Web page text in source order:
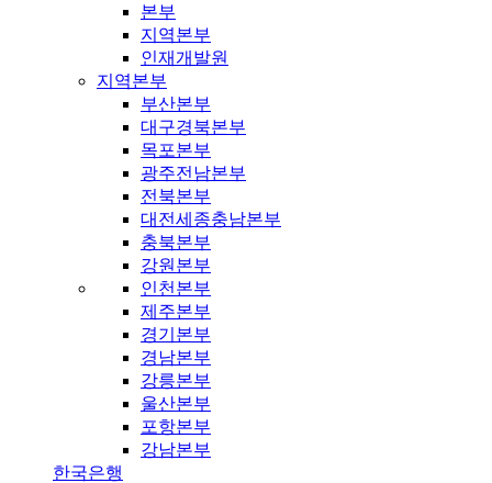
본부
지역본부
인재개발원
지역본부
부산본부
대구경북본부
목포본부
광주전남본부
전북본부
대전세종충남본부
충북본부
강원본부
인천본부
제주본부
경기본부
경남본부
강릉본부
울산본부
포항본부
강남본부
한국은행